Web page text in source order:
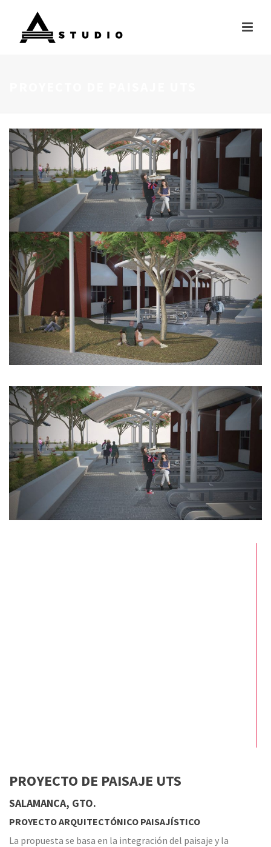
PROYECTO DE PAISAJE UTS
​SALAMANCA, GTO.
PROYECTO ARQUITECTÓNICO PAISAJÍSTICO
La propuesta se basa en la integración del paisaje y la